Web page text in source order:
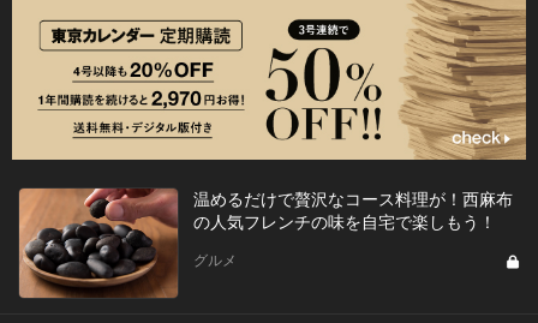
温めるだけで贅沢なコース料理が！西麻布
の人気フレンチの味を自宅で楽しもう！
グルメ